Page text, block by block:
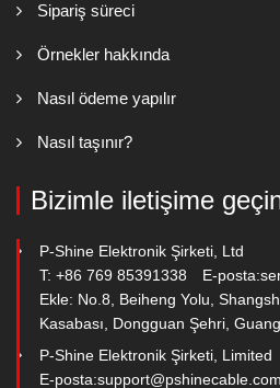
Sipariş süreci
Örnekler hakkında
Nasıl ödeme yapılır
Nasıl taşınır?
Bizimle iletişime
P-Shine Elektronik Şirketi, Ltd
T: +86 769 85391338
E-posta:
Ekle: No.8, Beiheng Yolu,
Kasabası, Dongguan Şehri,
P-Shine Elektronik Şirketi, Limited
E-posta:support@pshinecable.com